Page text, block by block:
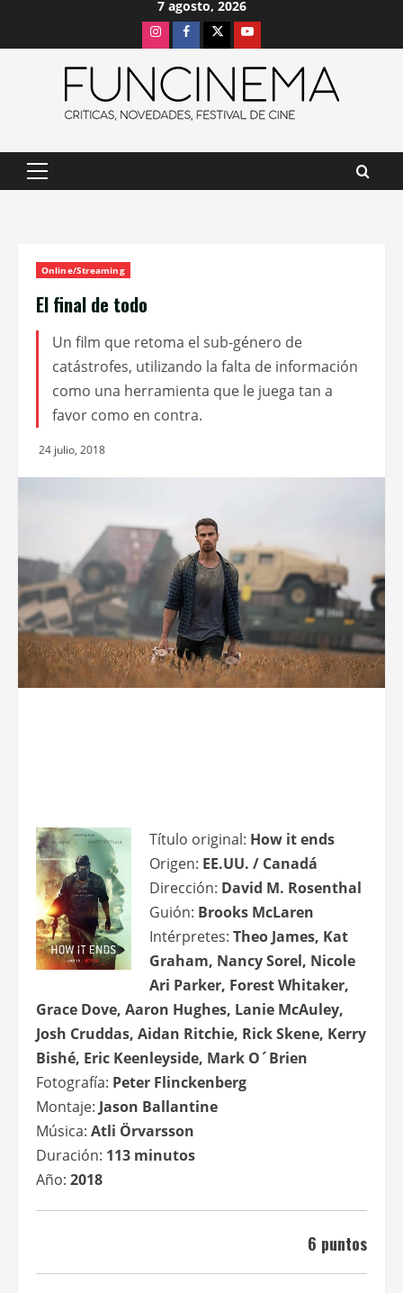
7 agosto, 2026
InstagramFacebook
X Youtube
Menú
Online/Streaming
El final de todo
Un film que retoma el sub-género de
catástrofes, utilizando la falta de información
como una herramienta que le juega tan a
favor como en contra.
24 julio, 2018
Título original: How it ends
Origen: EE.UU. / Canadá
Dirección: David M. Rosenthal
Guión: Brooks McLaren
Intérpretes: Theo James, Kat
Graham, Nancy Sorel, Nicole
Ari Parker, Forest Whitaker,
Grace Dove, Aaron Hughes, Lanie McAuley,
Josh Cruddas, Aidan Ritchie, Rick Skene, Kerry
Bishé, Eric Keenleyside, Mark O´Brien
Fotografía: Peter Flinckenberg
Montaje: Jason Ballantine
Música: Atli Örvarsson
Duración: 113 minutos
Año: 2018
6 puntos